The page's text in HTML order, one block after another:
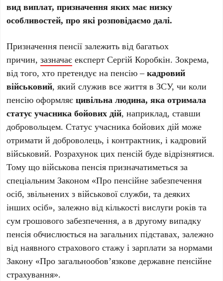
вид виплат, призначення яких має низку
особливостей, про які розповідаємо далі.
Призначення пенсії залежить від багатьох
причин,зазначає експерт Сергій Коробкін. Зокрема,
від того, хто претендує на пенсію –кадровий
військовий, який служив все життя в ЗСУ, чи коли
пенсію оформляєцивільна людина, яка отримала
статус учасника бойових дій, наприклад, ставши
добровольцем. Статус учасника бойових дій може
отримати й доброволець, і контрактник, і кадровий
військовий. Розрахунок цих пенсій буде відрізнятися.
Тому що військова пенсія призначатиметься за
спеціальним Законом «Про пенсійне забезпечення
осіб, звільнених з військової служби, та деяких
інших осіб», залежно від кількості вислуги років та
сум грошового забезпечення, а в другому випадку
пенсія обчислюється на загальних підставах, залежно
від наявного страхового стажу і зарплати за нормами
Закону «Про загальнообов’язкове державне пенсійне
страхування».